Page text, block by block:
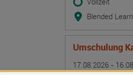
Blended
Umschulung
17.08.2026 -